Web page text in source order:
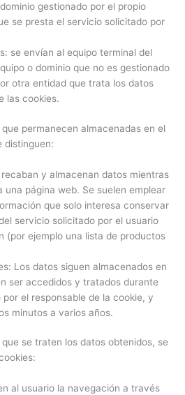
gestionado por el propio
se presta el servicio solicitado por
se envían al equipo terminal del
o dominio que no es gestionado
otra entidad que trata los datos
las cookies.
permanecen almacenadas en el
distinguen:
y almacenan datos mientras
una página web. Se suelen emplear
que solo interesa conservar
servicio solicitado por el usuario
(por ejemplo una lista de productos
Los datos siguen almacenados en
ser accedidos y tratados durante
el responsable de la cookie, y
minutos a varios años.
se traten los datos obtenidos, se
al usuario la navegación a través